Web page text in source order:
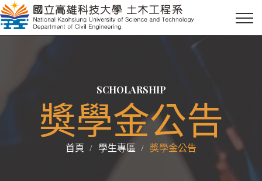
SCHOLARSHIP
獎學金公告
首頁 學生專區 獎學金公告